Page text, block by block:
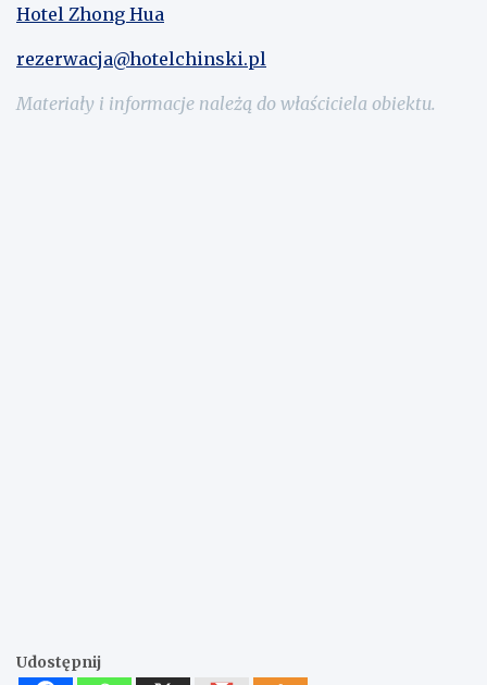
Hotel Zhong Hua
rezerwacja@hotelchinski.pl
Materiały i informacje należą do właściciela obiektu.
Udostępnij